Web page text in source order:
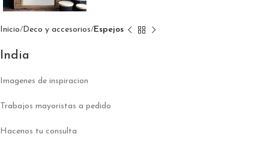
Inicio Deco y accesorios Espejos
India
Imagenes de inspiracion
Trabajos mayoristas a pedido
Hacenos tu consulta